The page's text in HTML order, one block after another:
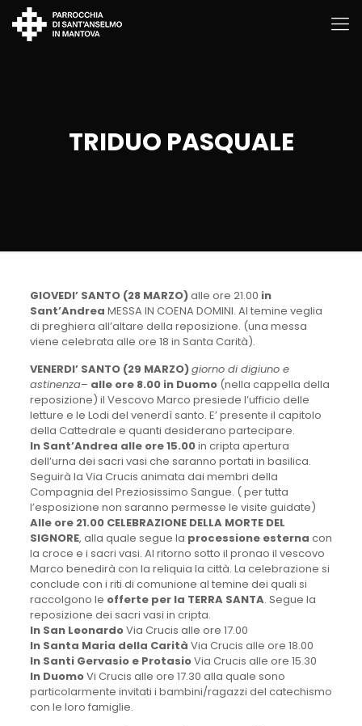
TRIDUO PASQUALE
GIOVEDI’ SANTO (28 MARZO)alle ore 21.00 in
Sant’Andrea MESSA IN COENA DOMINI. Al temine veglia
di preghiera all’altare della reposizione. (una messa
viene celebrata alle ore 18 in Santa Carità).
VENERDI’ SANTO (29 MARZO)giorno di digiuno e
astinenza– alle ore 8.00 in Duomo(nella cappella della
reposizione) il Vescovo Marco presiede l’ufficio delle
letture e le Lodi del venerdì santo. E’ presente il capitolo
della Cattedrale e quanti desiderano partecipare.
In Sant’Andrea alle ore 15.00in cripta apertura
dell’urna dei sacri vasi che saranno portati in basilica.
Seguirà la Via Crucis animata dai membri della
Compagnia del Preziosissimo Sangue. ( per tutta
l’esposizione non saranno permesse le visite guidate)
Alle ore 21.00 CELEBRAZIONE DELLA MORTE DEL
SIGNORE, alla quale segue la processione esterna con
la croce e i sacri vasi. Al ritorno sotto il pronao il vescovo
Marco benedirà con la reliquia la città. La celebrazione si
conclude con i riti di comunione al temine dei quali si
raccolgono le offerte per la TERRA SANTA. Segue la
reposizione dei sacri vasi in cripta.
In San LeonardoVia Crucis alle ore 17.00
In Santa Maria della Carità Via Crucis alle ore 18.00
In Santi Gervasio e ProtasioVia Crucis alle ore 15.30
In DuomoVi Crucis alle ore 17.30 alla quale sono
particolarmente invitati i bambini/ragazzi del catechismo
con le loro famiglie.